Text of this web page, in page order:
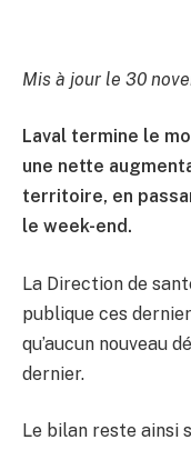
Mis à jour le 30
Laval termine le
une nette
territoire, en
le week-end.
La Direction de
publique ces
qu’aucun nouveau
dernier.
Le bilan reste ainsi